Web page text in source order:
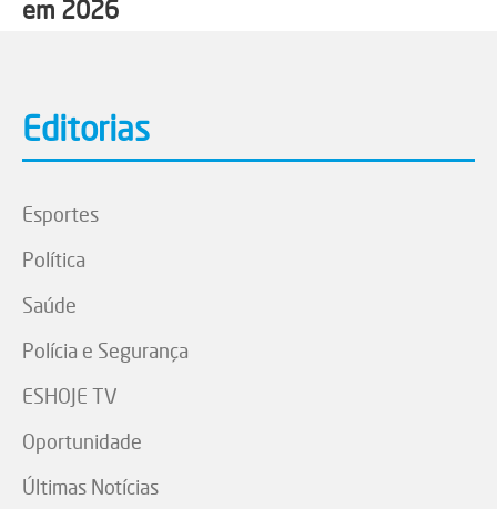
em 2026
Editorias
Esportes
Política
Saúde
Polícia e Segurança
ESHOJE TV
Oportunidade
Últimas Notícias